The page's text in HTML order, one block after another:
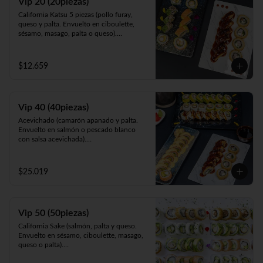
pollo y Frito en panko acompañado de
salsa teriyaki).
California Katsu 5 piezas (pollo furay,
queso y palta. Envuelto en ciboulette,
sésamo, masago, palta o queso).
palta).
Panko Ebi 10 piezas (camarón, queso y
$12.659
Vip 40 (40piezas)
Acevichado (camarón apanado y palta.
Envuelto en salmón o pescado blanco
con salsa acevichada).
almendras y nueces).
Panko Ebi (camarón ecuatoriano, queso y
sésamo, ciboulette, masago, queso o
palta).
$25.019
Vip 50 (50piezas)
California Sake (salmón, palta y queso.
Envuelto en sésamo, ciboulette, masago,
queso o palta).